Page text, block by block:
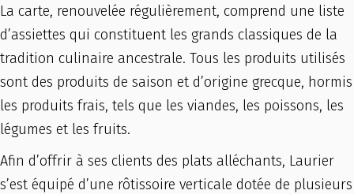
La carte, renouvelée régulièrement, comprend une liste
d’assiettes qui constituent les grands classiques de la
tradition culinaire ancestrale. Tous les produits utilisés
sont des produits de saison et d’origine grecque, hormis
les produits frais, tels que les viandes, les poissons, les
légumes et les fruits.
Afin d’offrir à ses clients des plats alléchants, Laurier
s’est équipé d’une rôtissoire verticale dotée de plusieurs